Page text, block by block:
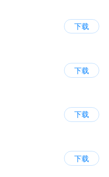
下载
下载
下载
下载